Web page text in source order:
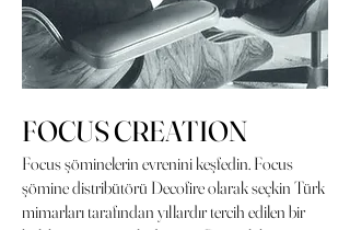
FOCUS CREATION
Focus şöminelerin evrenini keşfedin. Focus
şömine distribütörü Decofire olarak seçkin Türk
mimarları tarafından yıllardır tercih edilen bir